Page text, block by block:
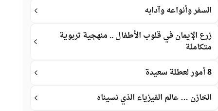
السفر وأنواعه وآدابه
زرع الإيمان في قلوب الأطفال .. منهجية تربوية
متكاملة
8 أمور لعطلة سعيدة
الخازن … عالم الفيزياء الذي نسيناه